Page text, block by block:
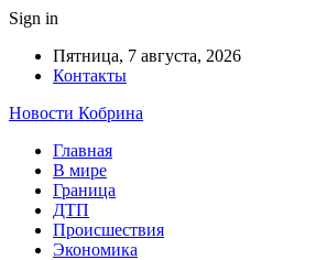
Sign in
Пятница, 7 августа, 2026
Контакты
Новости Кобрина
Главная
В мире
Граница
ДТП
Происшествия
Экономика